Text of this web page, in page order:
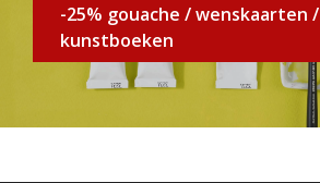
-25% gouache / wenskaarten /
kunstboeken